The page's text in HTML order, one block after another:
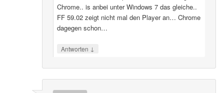
Chrome.. is anbei unter Windows 7 das gleiche..
FF 59.02 zeigt nicht mal den Player an… Chrome
dagegen schon…
Antworten ↓